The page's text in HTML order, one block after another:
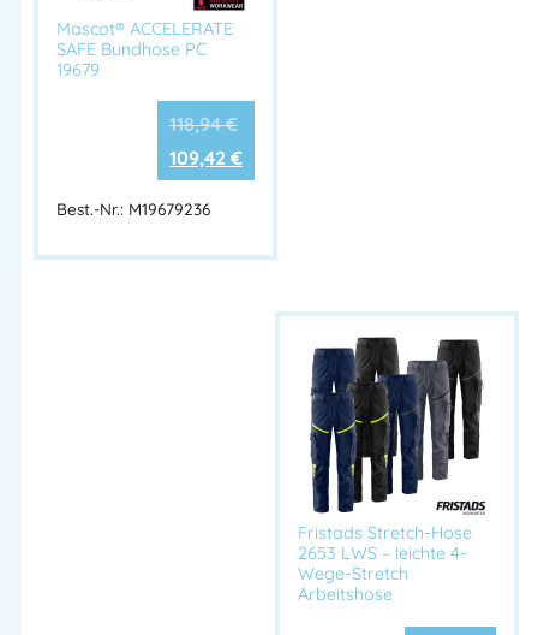
Mascot® ACCELERATE
SAFE Bundhose PC
19679
118,94€
109,42 €
Best.-Nr.: M19679236
Fristads Stretch-Hose
2653 LWS – leichte 4-
Wege-Stretch
Arbeitshose